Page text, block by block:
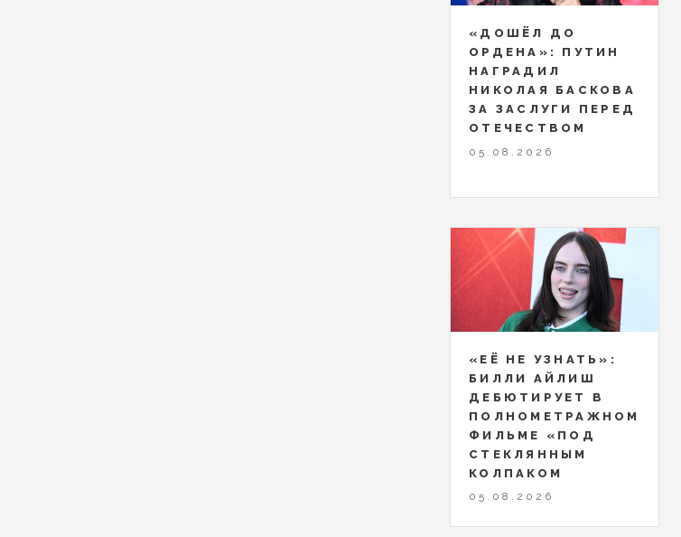
«ДОШЁЛ ДО
ОРДЕНА»: ПУТИН
НАГРАДИЛ
НИКОЛАЯ БАСКОВА
ЗА ЗАСЛУГИ ПЕРЕД
ОТЕЧЕСТВОМ
05.08.2026
«ЕЁ НЕ УЗНАТЬ»:
БИЛЛИ АЙЛИШ
ДЕБЮТИРУЕТ В
ПОЛНОМЕТРАЖНОМ
ФИЛЬМЕ «ПОД
СТЕКЛЯННЫМ
КОЛПАКОМ
05.08.2026